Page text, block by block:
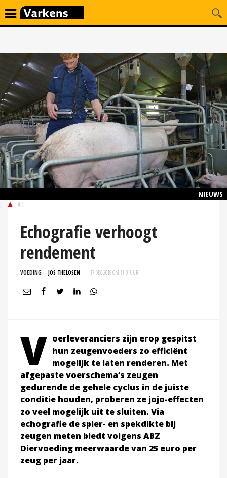
NIEUWS
©
Echografie verhoogt
rendement
VOEDING JOS THELOSEN 17 DEC 2018 OM 11:01UUR
V oerleveranciers zijn erop gespitst
hun zeugenvoeders zo efficiënt
mogelijk te laten renderen. Met
afgepaste voerschema’s zeugen
gedurende de gehele cyclus in de juiste
conditie houden, proberen ze jojo-effecten
zo veel mogelijk uit te sluiten. Via
echografie de spier- en spekdikte bij
zeugen meten biedt volgens ABZ
Diervoeding meerwaarde van 25 euro per
zeug per jaar.